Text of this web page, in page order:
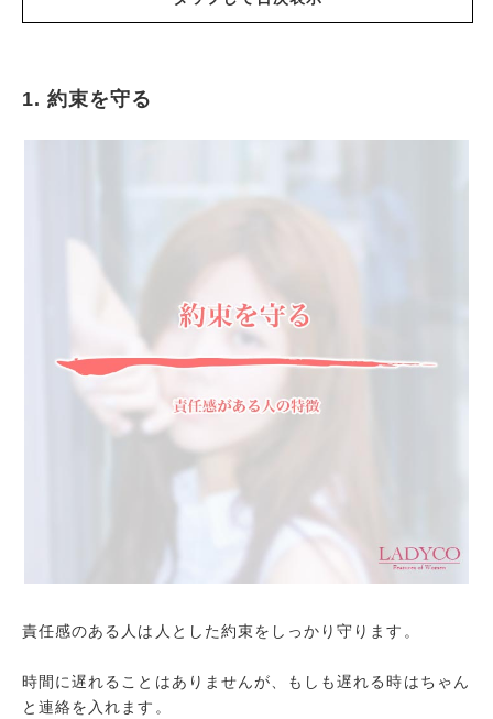
自分を責める傾向にある
言い訳はしない
気のりがしないことはさっさと終わらせる
ルール、決まりごとを守る
実力のない人に妬まれやすい
信念を曲げない、頑固な面もある
文句を言わない、黙々と頑張る
1. 約束を守る
責任感のある人は人とした約束をしっかり守ります。
時間に遅れることはありませんが、もしも遅れる時はちゃん
と連絡を入れます。